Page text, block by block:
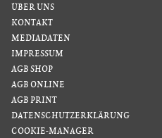
ÜBER UNS
KONTAKT
MEDIADATEN
IMPRESSUM
AGB SHOP
AGB ONLINE
AGB PRINT
DATENSCHUTZERKLÄRUNG
COOKIE-MANAGER